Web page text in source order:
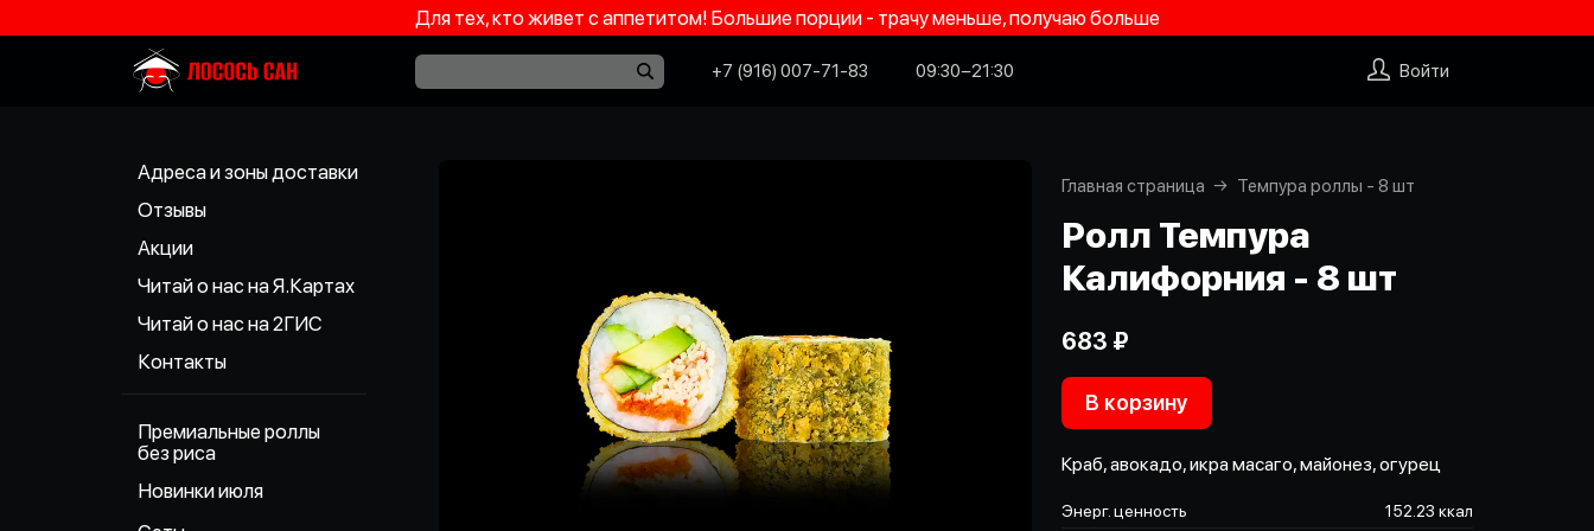
Для тех, кто живет с аппетитом! Большие порции - трачу меньше, получаю больше
+7 (916) 007-71-83 09:30−21:30 Войти
Адреса и зоны доставки
Отзывы
Акции
Читай о нас на Я.Картах
Читай о нас на 2ГИС
Контакты
Премиальные роллы
без риса
Новинки июля
Главная страница Темпура роллы - 8 шт
Ролл Темпура
Калифорния - 8 шт
683 ₽
В корзину
Краб, авокадо, икра масаго, майонез, огурец
Энерг. ценность
152.23 ккал